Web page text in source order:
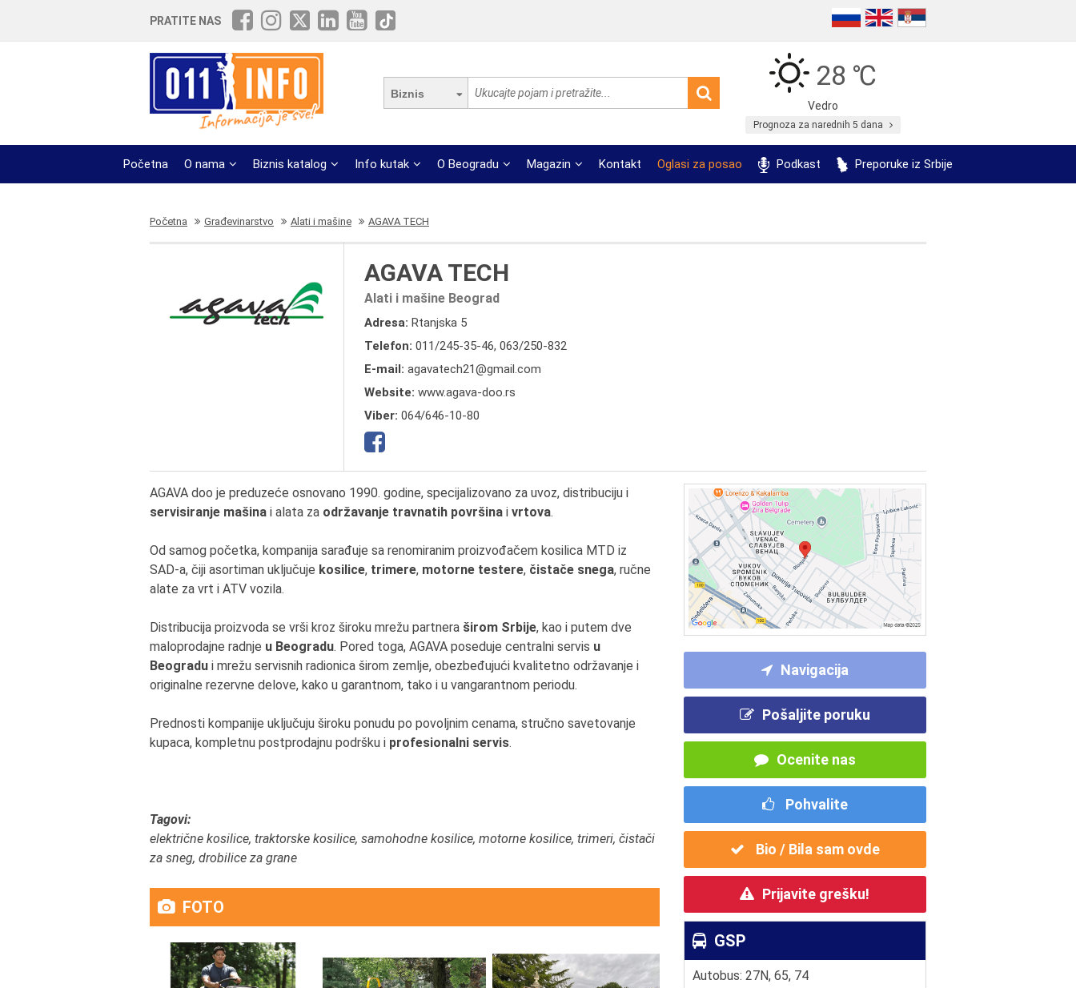
PRATITE NAS
Biznis
28 ℃
Vedro
Prognoza za narednih 5 dana
Početna O nama Biznis katalog Info kutak O Beogradu Magazin Kontakt Oglasi za posao Podkast Preporuke iz Srbije
Početna Građevinarstvo Alati i mašine AGAVA TECH
AGAVA TECH
Alati i mašine Beograd
Adresa: Rtanjska 5
Telefon: 011/245-35-46, 063/250-832
E-mail: agavatech21@gmail.com
Website: www.agava-doo.rs
Viber: 064/646-10-80
Navigacija
Pošaljite poruku
Ocenite nas
Pohvalite
Bio / Bila sam ovde
Prijavite grešku!
GSP
Autobus: 27N, 65, 74
AGAVA doo je preduzeće osnovano 1990. godine, specijalizovano za uvoz, distribuciju i
servisiranje mašina i alata za održavanje travnatih površina i vrtova.
Od samog početka, kompanija sarađuje sa renomiranim proizvođačem kosilica MTD iz
SAD-a, čiji asortiman uključuje kosilice, trimere, motorne testere, čistače snega, ručne
alate za vrt i ATV vozila.
Distribucija proizvoda se vrši kroz široku mrežu partnera širom Srbije, kao i putem dve
maloprodajne radnje u Beogradu. Pored toga, AGAVA poseduje centralni servis u
Beogradu i mrežu servisnih radionica širom zemlje, obezbeđujući kvalitetno održavanje i
originalne rezervne delove, kako u garantnom, tako i u vangarantnom periodu.
Prednosti kompanije uključuju široku ponudu po povoljnim cenama, stručno savetovanje
kupaca, kompletnu postprodajnu podršku i profesionalni servis.
Tagovi:
električne kosilice, traktorske kosilice, samohodne kosilice, motorne kosilice, trimeri, čistači
za sneg, drobilice za grane
FOTO